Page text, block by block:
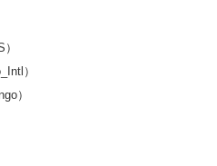
）
）